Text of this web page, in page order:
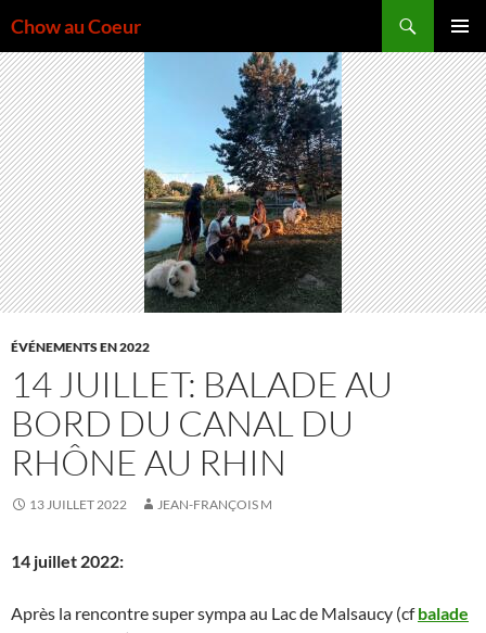
au
contenu
Chow au Coeur
MENU
ÉVÉNEMENTS EN 2022
14 JUILLET: BALADE AU
BORD DU CANAL DU
RHÔNE AU RHIN
13 JUILLET 2022 JEAN-FRANÇOIS M
14 juillet 2022:
Après la rencontre super sympa au Lac de Malsaucy (cfbalade